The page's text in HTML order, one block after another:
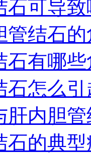
石可导
管结石
石有哪
石怎么
肝内胆
石的典